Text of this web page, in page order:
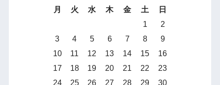
月
火 水 木 金 土
日
1
2
3
4 5 6 7 8
9
10
11 12 13 14 15
16
17
18 19 20 21 22
23
24
25 26 27 28 29 30